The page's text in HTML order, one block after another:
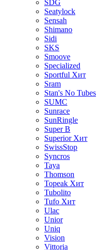
SDG
Seatylock
Sensah
Shimano
Sidi
SKS
Smoove
Specialized
Sportful Хит
Sram
Stan's No Tubes
SUMC
Sunrace
SunRingle
Super B
Superior Хит
SwissStop
Syncros
Taya
Thomson
Topeak Хит
Tubolito
Tufo Хит
Ulac
Unior
Uniq
Vision
Vittoria